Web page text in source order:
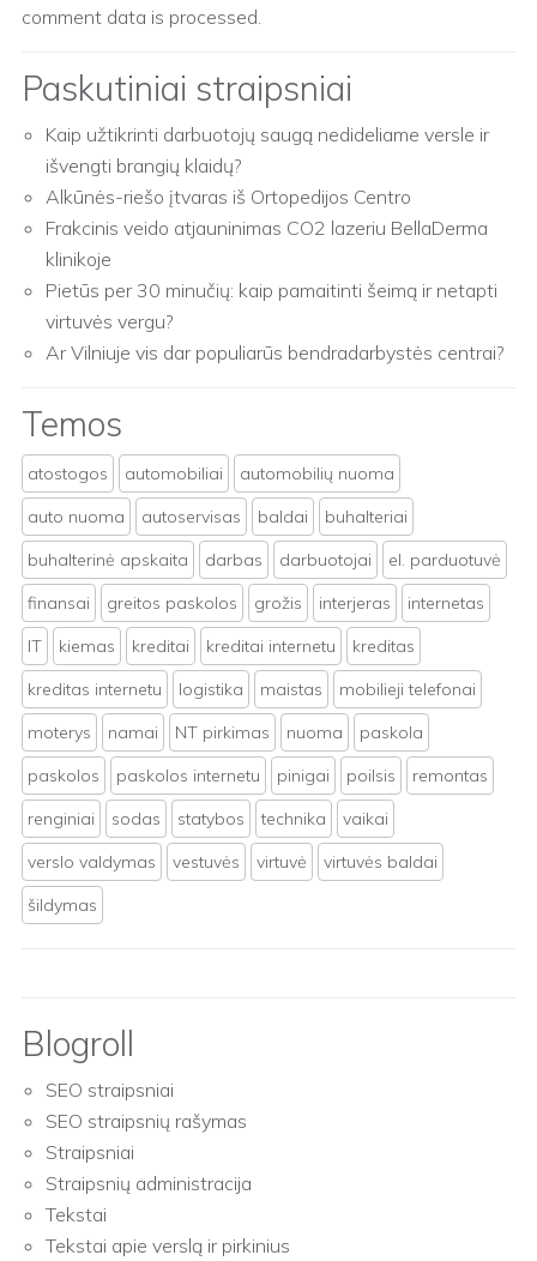
comment data is processed.
Paskutiniai straipsniai
Kaip užtikrinti darbuotojų saugą nedideliame versle ir
išvengti brangių klaidų?
Alkūnės-riešo įtvaras iš Ortopedijos Centro
Frakcinis veido atjauninimas CO2 lazeriu BellaDerma
klinikoje
Pietūs per 30 minučių: kaip pamaitinti šeimą ir netapti
virtuvės vergu?
Ar Vilniuje vis dar populiarūs bendradarbystės centrai?
Temos
atostogos automobiliai
automobilių nuoma
auto nuoma
autoservisas baldai
buhalteriai
buhalterinė apskaita
darbas darbuotojai
el. parduotuvė
finansai
greitos paskolos grožis interjeras
internetas
IT
kiemas kreditai kreditai internetu
kreditas
kreditas internetu
logistika maistas
mobilieji telefonai
moterys
namai NT pirkimas nuoma
paskola
paskolos
paskolos internetu pinigai poilsis
remontas
renginiai
sodas statybos technika
vaikai
verslo valdymas
vestuvės virtuvė
virtuvės baldai
šildymas
Blogroll
SEO straipsniai
SEO straipsnių rašymas
Straipsniai
Straipsnių administracija
Tekstai
Tekstai apie verslą ir pirkinius